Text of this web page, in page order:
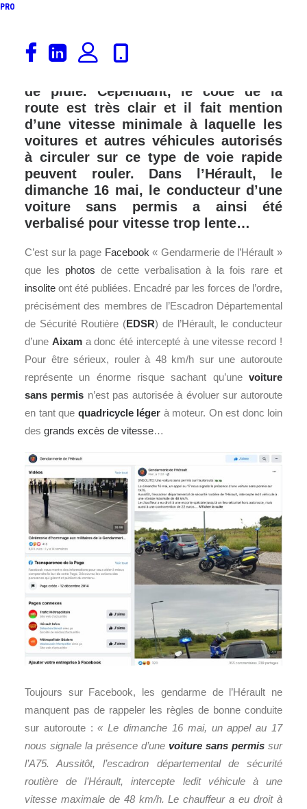
PRO
Sur autoroute, la vitesse maximale
autorisée est majoritairement de 130
de pluie. Cependant, le code de la
route est très clair et il fait mention
d’une vitesse minimale à laquelle les
voitures et autres véhicules autorisés
à circuler sur ce type de voie rapide
peuvent rouler. Dans l’Hérault, le
dimanche 16 mai, le conducteur d’une
voiture sans permis a ainsi été
verbalisé pour vitesse trop lente…
C’est sur la page Facebook « Gendarmerie de l’Hérault »
que les photos de cette verbalisation à la fois rare et
insolite ont été publiées. Encadré par les forces de l’ordre,
précisément des membres de l’Escadron Départemental
de Sécurité Routière (EDSR) de l’Hérault, le conducteur
d’une Aixama donc été intercepté à une vitesse record !
Pour être sérieux, rouler à 48 km/h sur une autoroute
représente un énorme risque sachant qu’une voiture
sans permis n’est pas autorisée à évoluer sur autoroute
en tant que quadricycle léger à moteur. On est donc loin
des grands excès de vitesse…
Toujours sur Facebook, les gendarme de l’Hérault ne
manquent pas de rappeler les règles de bonne conduite
sur autoroute :« Le dimanche 16 mai, un appel au 17
nous signale la présence d’une voiture sans permis sur
l’A75. Aussitôt, l’escadron départemental de sécurité
routière de l’Hérault, intercepte ledit véhicule à une
vitesse maximale de 48 km/h. Le chauffeur a eu droit à